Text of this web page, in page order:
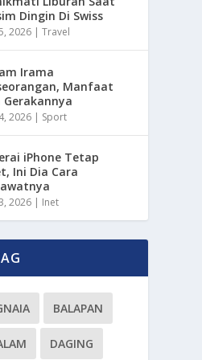
Dingin Di Swiss
2026 |Travel
Irama
Manfaat
Gerakannya
2026 | Sport
iPhone Tetap
Ini Dia Cara
2026 | Inet
BALAPAN
DAGING